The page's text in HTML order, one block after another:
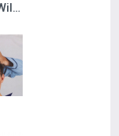
Sherrif Callies Wilde Westen